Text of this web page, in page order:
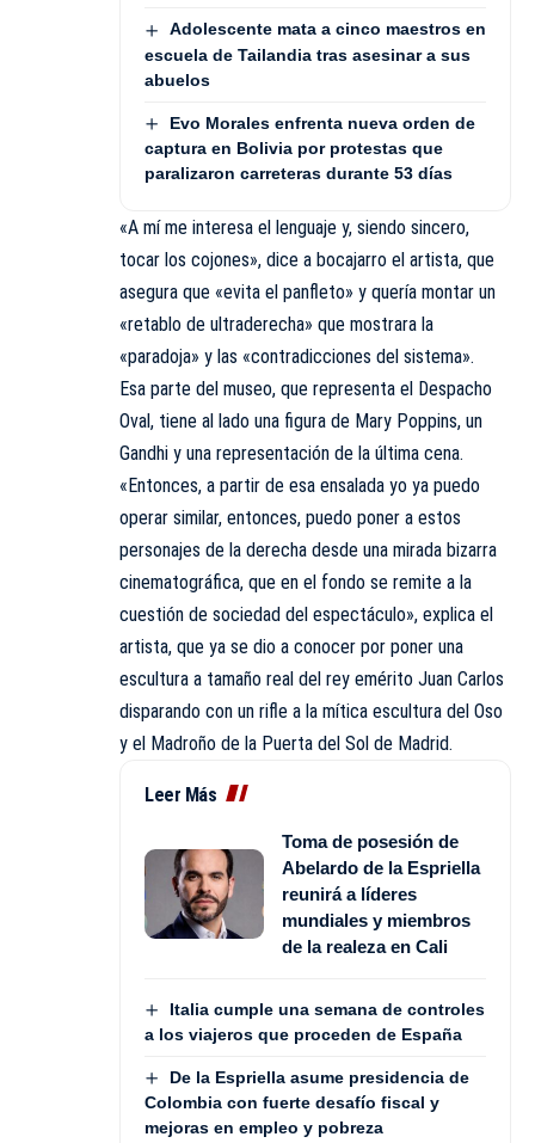
Adolescente mata a cinco maestros en
escuela de Tailandia tras asesinar a sus
abuelos
Evo Morales enfrenta nueva orden de
captura en Bolivia por protestas que
paralizaron carreteras durante 53 días
«A mí me interesa el lenguaje y, siendo sincero,
tocar los cojones», dice a bocajarro el artista, que
asegura que «evita el panfleto» y quería montar un
«retablo de ultraderecha» que mostrara la
«paradoja» y las «contradicciones del sistema».
Esa parte del museo, que representa el Despacho
Oval, tiene al lado una figura de Mary Poppins, un
Gandhi y una representación de la última cena.
«Entonces, a partir de esa ensalada yo ya puedo
operar similar, entonces, puedo poner a estos
personajes de la derecha desde una mirada bizarra
cinematográfica, que en el fondo se remite a la
cuestión de sociedad del espectáculo», explica el
artista, que ya se dio a conocer por poner una
escultura a tamaño real del rey emérito Juan Carlos
disparando con un rifle a la mítica escultura del Oso
y el Madroño de la Puerta del Sol de Madrid.
Leer Más
Toma de posesión de
Abelardo de la Espriella
reunirá a líderes
mundiales y miembros
de la realeza en Cali
Italia cumple una semana de controles
a los viajeros que proceden de España
De la Espriella asume presidencia de
Colombia con fuerte desafío fiscal y
mejoras en empleo y pobreza